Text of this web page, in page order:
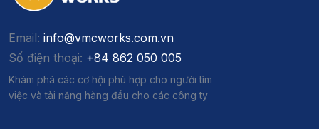
Email: info@vmcworks.com.vn
Số điện thoại: +84 862 050 005
Khám phá các cơ hội phù hợp cho người tìm
việc và tài năng hàng đầu cho các công ty